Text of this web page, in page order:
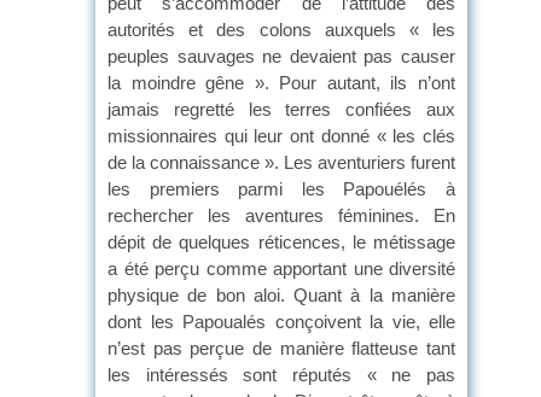
autorités et des colons auxquels « les
peuples sauvages ne devaient pas causer
la moindre gêne ». Pour autant, ils n’ont
jamais regretté les terres confiées aux
missionnaires qui leur ont donné « les clés
de la connaissance ». Les aventuriers furent
les premiers parmi les Papouélés à
rechercher les aventures féminines. En
dépit de quelques réticences, le métissage
a été perçu comme apportant une diversité
physique de bon aloi. Quant à la manière
dont les Papoualés conçoivent la vie, elle
n’est pas perçue de manière flatteuse tant
les intéressés sont réputés « ne pas